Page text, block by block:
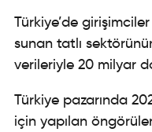
Türkiye’de
sunan tatlı
verileriyle 20 milyar
Türkiye pazarında
için yapılan